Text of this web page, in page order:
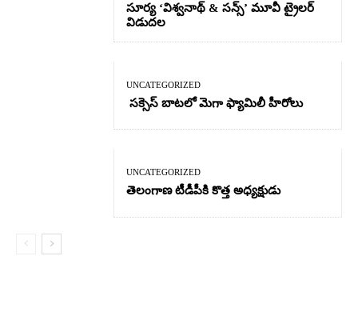
సూర్య ‘విశ్వనాథ్ & సన్స్’ మూవీ ట్రైలర్
విడుదల
UNCATEGORIZED
సక్సెస్ బాటలో మెగా ఫ్యామిలీ హీరోలు
UNCATEGORIZED
తెలంగాణ టీడీపీకి కొత్త అధ్యక్షుడు